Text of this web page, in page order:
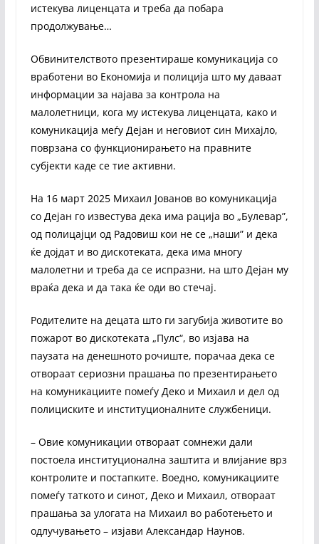
истекува лиценцата и треба да побара
продолжување…
Обвинителството презентираше комуникација со
вработени во Економија и полиција што му даваат
информации за најава за контрола на
малолетници, кога му истекува лиценцата, како и
комуникација меѓу Дејан и неговиот син Михајло,
поврзана со функционирањето на правните
субјекти каде се тие активни.
На 16 март 2025 Михаил Јованов во комуникација
со Дејан го известува дека има рација во „Булевар”,
од полицајци од Радовиш кои не се „наши” и дека
ќе дојдат и во дискотеката, дека има многу
малолетни и треба да се испразни, на што Дејан му
враќа дека и да така ќе оди во стечај.
Родителите на децата што ги загубија животите во
пожарот во дискотеката „Пулс“, во изјава на
паузата на денешното рочиште, порачаа дека се
отвораат сериозни прашања по презентирањето
на комуникациите помеѓу Деко и Михаил и дел од
полициските и институционалните службеници.
– Овие комуникации отвораат сомнежи дали
постоела институционална заштита и влијание врз
контролите и постапките. Воедно, комуникациите
помеѓу таткото и синот, Деко и Михаил, отвораат
прашања за улогата на Михаил во работењето и
одлучувањето – изјави Александар Наунов.